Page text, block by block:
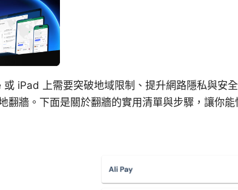
iPad 上需要突破地域限制、提升網路隱私與安
翻牆。下面是關於翻牆的實用清單與步驟，讓你